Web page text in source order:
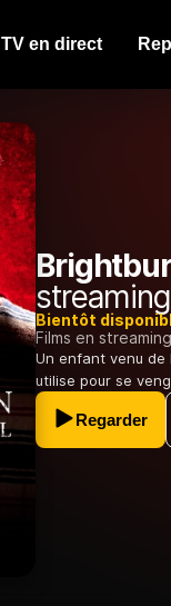
TV en direct
Bientôt
Films en streaming
Un enfant venu de
utilise pour se
Regarder